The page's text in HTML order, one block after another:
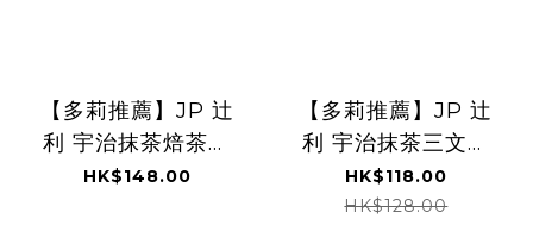
【多莉推薦】JP 辻
利 宇治抹茶焙茶麻
糬蕨餅 4個入
HK$148.00
【多莉推薦】JP 辻
利 宇治抹茶三文治
餅 8塊 0564
TK260806
HK$118.00
HK$128.00